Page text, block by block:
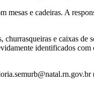
e cadeiras. A
e caixas de
identificados com